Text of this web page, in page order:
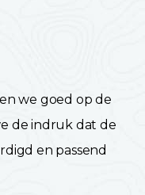
we goed op de
de indruk dat de
en passend